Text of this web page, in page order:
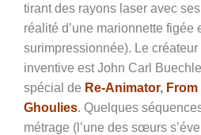
tirant des rayons laser avec
réalité d’une marionnette figée
surimpressionnée). Le
inventive est John Carl
spécial de Re-Animator,
Ghoulies. Quelques
métrage (l’une des sœurs